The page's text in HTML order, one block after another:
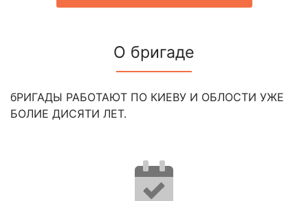
О бригаде
бРИГАДЫ РАБОТАЮТ ПО КИЕВУ И ОБЛОСТИ УЖЕ
БОЛИЕ ДИСЯТИ ЛЕТ.